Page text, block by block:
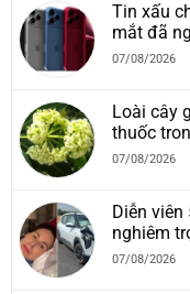
Tin xấu
mắt đã
07/08/2026
Loài cây
thuốc
07/08/2026
Diễn
nghiêm
07/08/2026